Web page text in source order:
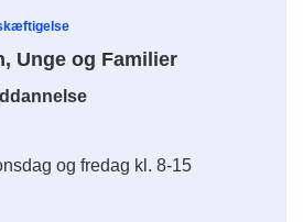
Unge og Familier
og fredag kl. 8-15